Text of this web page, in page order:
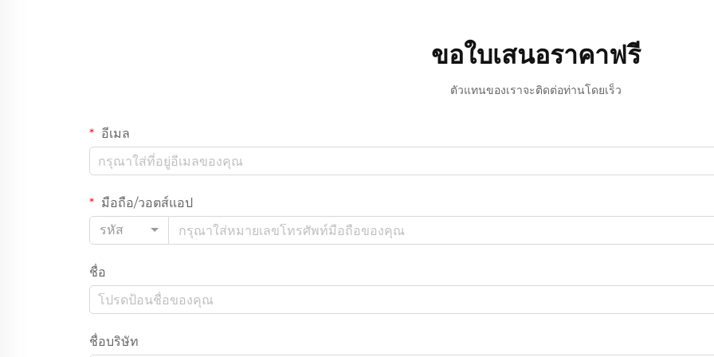
ขอใบเสนอราคาฟรี
ตัวแทนของเราจะติดต่อท่านโดยเร็ว
อีเมล
มือถือ/วอตส์แอป
รหัส
ชื่อ
ชื่อบริษัท